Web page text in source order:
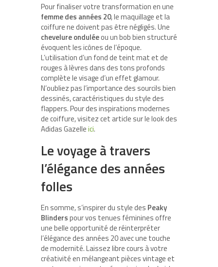
Pour finaliser votre transformation en une
femme des années 20, le maquillage et la
coiffure ne doivent pas être négligés. Une
chevelure onduléeou un bob bien structuré
évoquent les icônes de l’époque.
L’utilisation d’un fond de teint mat et de
rouges à lèvres dans des tons profonds
complète le visage d’un effet glamour.
N’oubliez pas l’importance des sourcils bien
dessinés, caractéristiques du style des
flappers. Pour des inspirations modernes
de coiffure, visitez cet article sur le look des
Adidas Gazelleici.
Le voyage à travers
l’élégance des années
folles
En somme, s’inspirer du style des Peaky
Blinderspour vos tenues féminines offre
une belle opportunité de réinterpréter
l’élégance des années 20 avec une touche
de modernité. Laissez libre cours à votre
créativité en mélangeant pièces vintage et